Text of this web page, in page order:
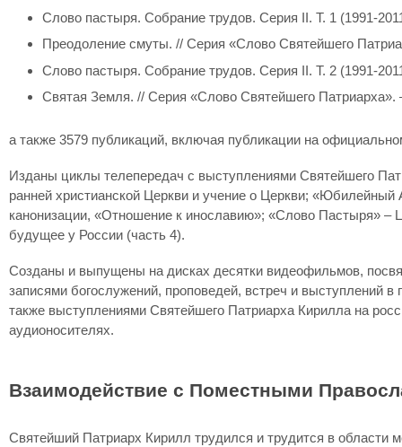
Слово пастыря. Собрание трудов. Серия II. Т. 1 (1991-
Преодоление смуты. // Серия «Слово Святейшего
Слово пастыря. Собрание трудов. Серия II. Т. 2 (1991-
Святая Земля. // Серия «Слово Святейшего
а также 3579 публикаций, включая публикации на
Изданы циклы телепередач с выступлениями Святейшего
ранней христианской Церкви и учение о Церкви;
канонизации, «Отношение к инославию»; «Слово Пастыря» –
будущее у России (часть 4).
Созданы и выпущены на дисках десятки видеофильмов,
записями богослужений, проповедей, встреч и выступлений
также выступлениями Святейшего Патриарха Кирилла на
аудионосителях.
Взаимодействие с Поместными
Святейший Патриарх Кирилл трудился и трудится в